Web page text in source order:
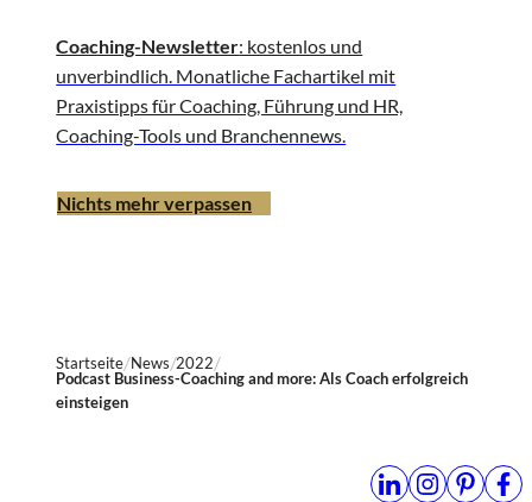
Coaching-Newsletter: kostenlos und
unverbindlich. Monatliche Fachartikel mit
Praxistipps für Coaching, Führung und HR,
Coaching-Tools und Branchennews.
Nichts mehr verpassen
Startseite News 2022
Podcast Business-Coaching and more: Als Coach erfolgreich
einsteigen